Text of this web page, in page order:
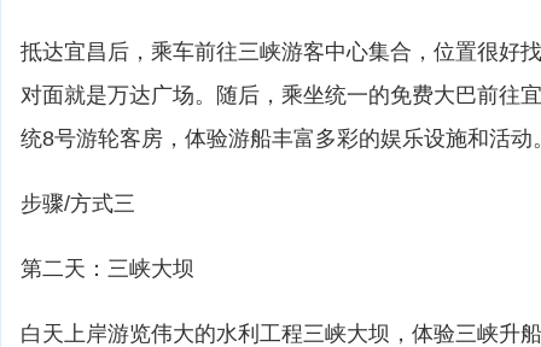
抵达宜昌后，乘车前往三峡游客中心集合，位置很好
对面就是万达广场。随后，乘坐统一的免费大巴前往
统8号游轮客房，体验游船丰富多彩的娱乐设施和活动
步骤/方式三
第二天：三峡大坝
白天上岸游览伟大的水利工程三峡大坝，体验三峡升